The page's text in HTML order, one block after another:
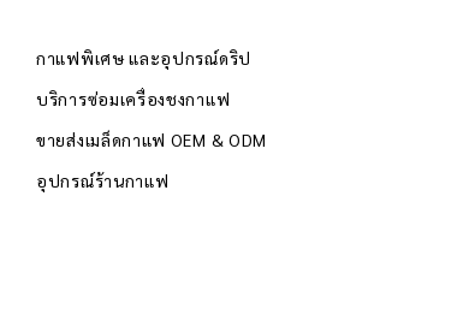
กาแฟพิเศษ และอุปกรณ์ดริป
บริการซ่อมเครื่องชงกาแฟ
ขายส่งเมล็ดกาแฟ OEM & ODM
อุปกรณ์ร้านกาแฟ